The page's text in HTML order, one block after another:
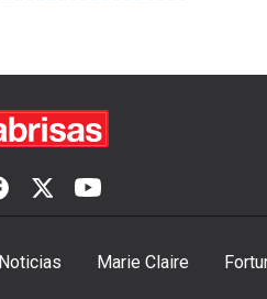
Noticias Marie Claire